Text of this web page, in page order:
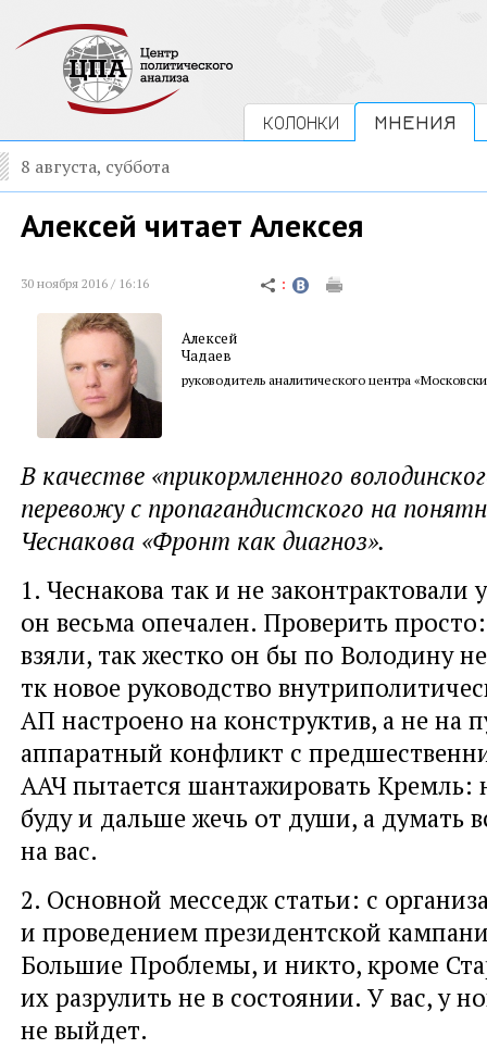
КОЛОНКИ МНЕНИЯ
8 августа, суббота
Алексей читает Алексея
30 ноября 2016 / 16:16
Алексей
Чадаев
руководитель аналитического центра
В качестве «прикормленного
перевожу с пропагандистского на
Чеснакова «Фронт как диагноз».
1. Чеснакова так и не
он весьма опечален. Проверить
взяли, так жестко он бы по Володину
тк новое руководство
АП настроено на конструктив, а не на
аппаратный конфликт с
ААЧ пытается шантажировать Кремль:
буду и дальше жечь от души, а думать
на вас.
2. Основной месседж статьи: с
и проведением президентской
Большие Проблемы, и никто, кроме
их разрулить не в состоянии. У вас, у
не выйдет.